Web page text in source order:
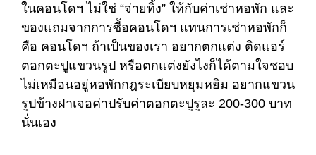
ในคอนโดฯ ไม่ใช่ “จ่ายทิ้ง” ให้กับค่าเช่าหอพัก และ
ของแถมจากการซื้อคอนโดฯ แทนการเช่าหอพักก็
คือ คอนโดฯ ถ้าเป็นของเรา อยากตกแต่ง ติดแอร์
ตอกตะปูแขวนรูป หรือตกแต่งยังไงก็ได้ตามใจชอบ
ไม่เหมือนอยู่หอพักกฎระเบียบหยุมหยิม อยากแขวน
รูปข้างฝาเจอค่าปรับค่าตอกตะปูรูละ 200-300 บาท
นั่นเอง